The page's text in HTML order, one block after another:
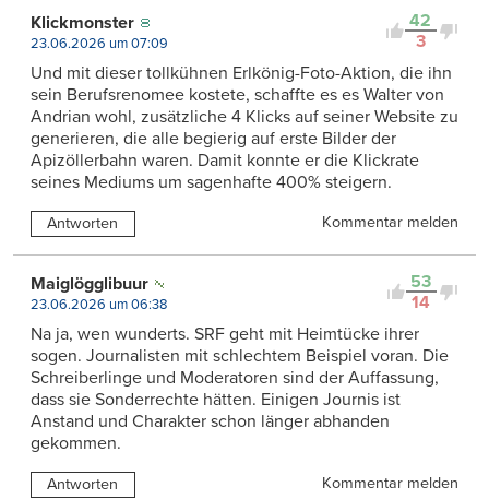
42
3
Klickmonster
23.06.2026 um 07:09
Und mit dieser tollkühnen Erlkönig-Foto-Aktion, die ihn
sein Berufsrenomee kostete, schaffte es es Walter von
Andrian wohl, zusätzliche 4 Klicks auf seiner Website zu
generieren, die alle begierig auf erste Bilder der
Apizöllerbahn waren. Damit konnte er die Klickrate
seines Mediums um sagenhafte 400% steigern.
Antworten Kommentar melden
53
14
Maiglögglibuur
23.06.2026 um 06:38
Na ja, wen wunderts. SRF geht mit Heimtücke ihrer
sogen. Journalisten mit schlechtem Beispiel voran. Die
Schreiberlinge und Moderatoren sind der Auffassung,
dass sie Sonderrechte hätten. Einigen Journis ist
Anstand und Charakter schon länger abhanden
gekommen.
Antworten
Kommentar melden